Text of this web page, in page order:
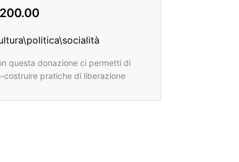
questa donazione ci permetti di
costruire pratiche di liberazione